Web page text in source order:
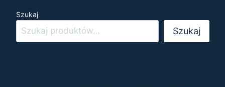
Szukaj
Szukaj